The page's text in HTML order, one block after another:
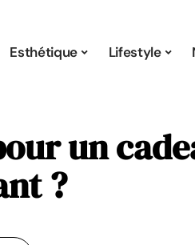
Esthétique Lifestyle
un
?